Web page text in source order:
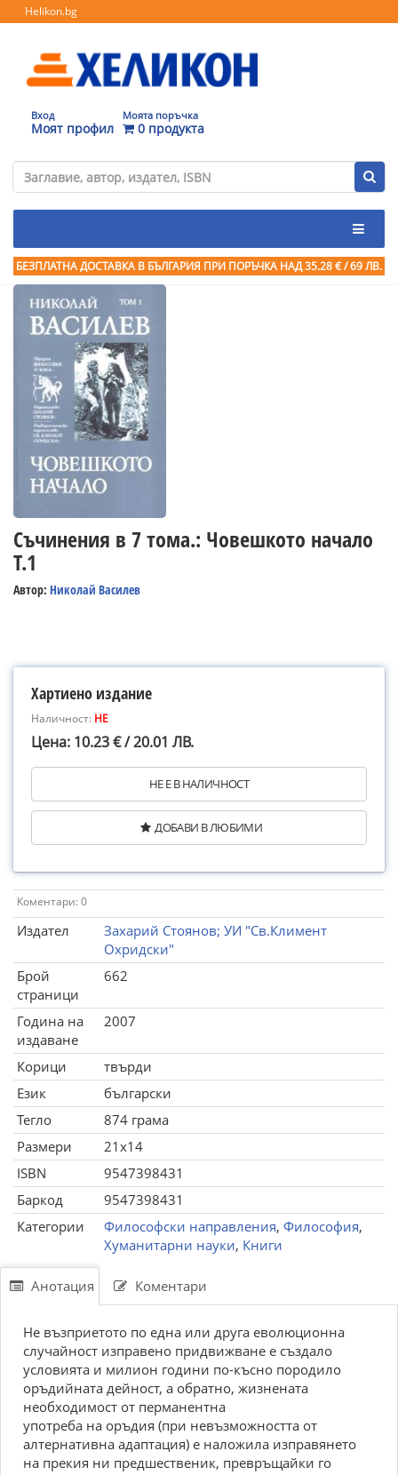
Helikon.bg
Вход
Моят профил
Моята поръчка
0 продукта
БЕЗПЛАТНА ДОСТАВКА В БЪЛГАРИЯ ПРИ ПОРЪЧКА НАД 35.28 € / 69 ЛВ.
Съчинения в 7 тома.: Човешкото начало
Т.1
Автор: Николай Василев
Хартиено издание
Наличност: НЕ
Цена: 10.23 € / 20.01 ЛВ.
НЕ Е В НАЛИЧНОСТ
ДОБАВИ В ЛЮБИМИ
Коментари: 0
Издател
Захарий Стоянов; УИ "Св.Климент
Охридски"
Брой
страници
662
Година на
издаване
2007
Корици
твърди
Език
български
Тегло
874 грама
Размери
21x14
ISBN
9547398431
Баркод
9547398431
Категории
Философски направления, Философия,
Хуманитарни науки, Книги
Анотация Коментари
Не възприетото по една или друга еволюционна
случайност изправено придвижване е създало
условията и милион години по-късно породило
оръдийната дейност, а обратно, жизнената
необходимост от перманентна
употреба на оръдия (при невъзможността от
алтернативна адаптация) е наложила изправянето
на прекия ни предшественик, превръщайки го